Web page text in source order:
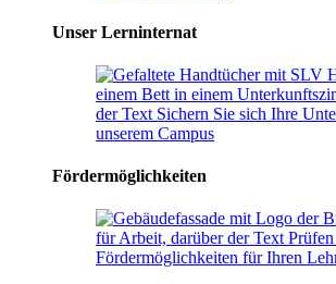
Unser Lerninternat
Fördermöglichkeiten